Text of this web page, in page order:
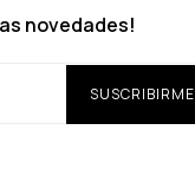
novedades!
SUSCRIBIRME